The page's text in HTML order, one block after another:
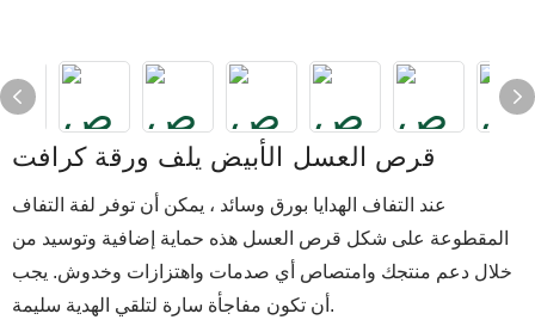
قرص العسل الأبيض يلف ورقة كرافت
عند التفاف الهدايا بورق وسائد ، يمكن أن توفر لفة التفاف
المقطوعة على شكل قرص العسل هذه حماية إضافية وتوسيد من
خلال دعم منتجك وامتصاص أي صدمات واهتزازات وخدوش. يجب
أن تكون مفاجأة سارة لتلقي الهدية سليمة.